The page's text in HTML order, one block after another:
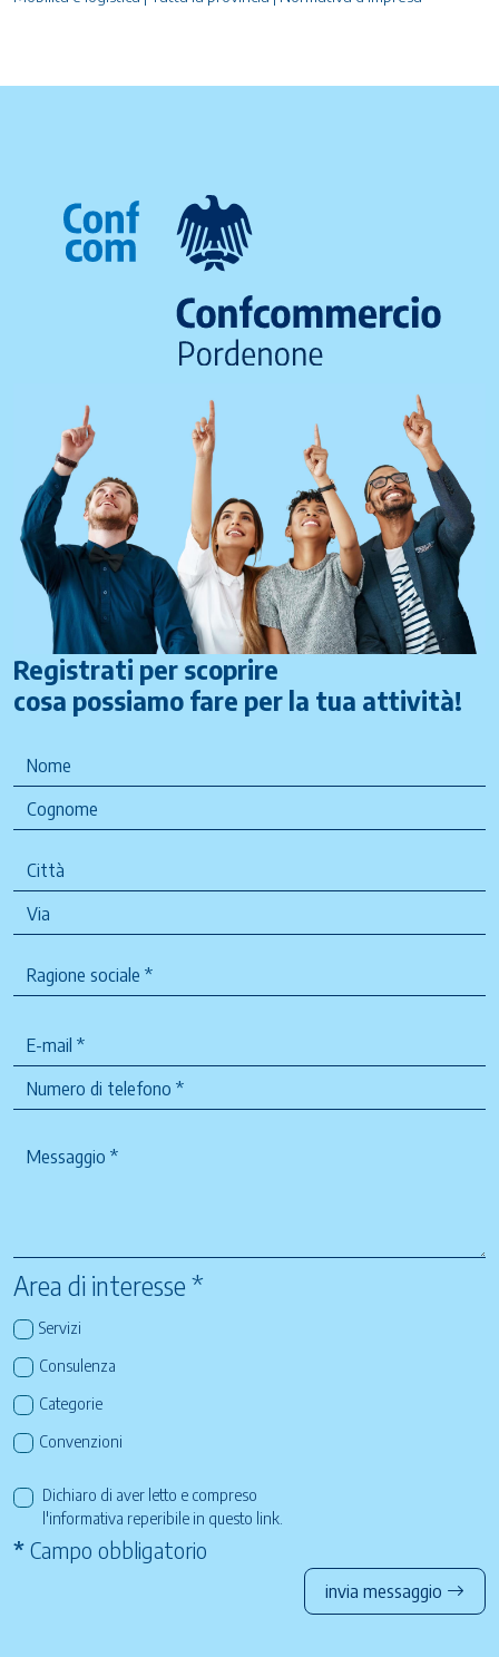
Registrati per scoprire
cosa possiamo fare per la tua attività!
Area di interesse *
Servizi
Consulenza
Categorie
Convenzioni
Dichiaro di aver letto e compreso
l'informativa reperibile in questo link
* Campo obbligatorio
invia messaggio